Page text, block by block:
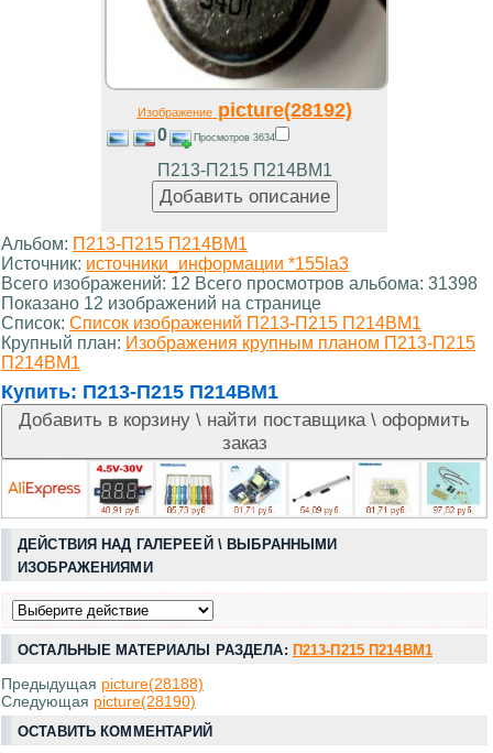
Изображениеpicture(28192)
0 Просмотров 3634
П213-П215 П214ВМ1
Альбом: П213-П215 П214ВМ1
Источник: источники_информации *155la3
Всего изображений: 12 Всего просмотров альбома: 31398
Показано 12 изображений на странице
Список: Список изображений П213-П215 П214ВМ1
Крупный план: Изображения крупным планом П213-П215
П214ВМ1
Купить: П213-П215 П214ВМ1
ДЕЙСТВИЯ НАД ГАЛЕРЕЕЙ \ ВЫБРАННЫМИ
ИЗОБРАЖЕНИЯМИ
ОСТАЛЬНЫЕ МАТЕРИАЛЫ РАЗДЕЛА: П213-П215 П214ВМ1
Предыдущая picture(28188)
Следующая picture(28190)
ОСТАВИТЬ КОММЕНТАРИЙ